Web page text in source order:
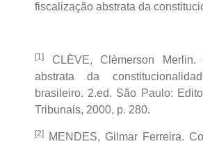
fiscalização abstrata da
[1]
CLÈVE, Clèmerson Merlin.
abstrata da
brasileiro. 2.ed. São Paulo:
Tribunais, 2000, p. 280.
[2]
MENDES, Gilmar Ferreira.